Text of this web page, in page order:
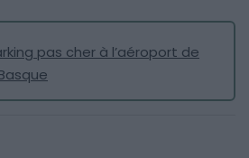
pas cher à l’aéroport de